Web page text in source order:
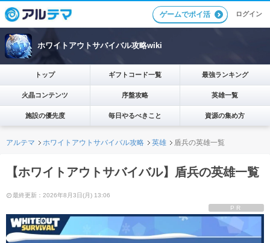
ゲームでポイ活 ログイン
ホワイトアウトサバイバル攻略wiki
トップ ギフトコード一覧 最強ランキング
火晶コンテンツ 序盤攻略 英雄一覧
施設の優先度 毎日やるべきこと 資源の集め方
アルテマ ホワイトアウトサバイバル攻略 英雄 盾兵の英雄一覧
【ホワイトアウトサバイバル】盾兵の英雄一覧
最終更新：2026年8月3日(月) 13:06
PR